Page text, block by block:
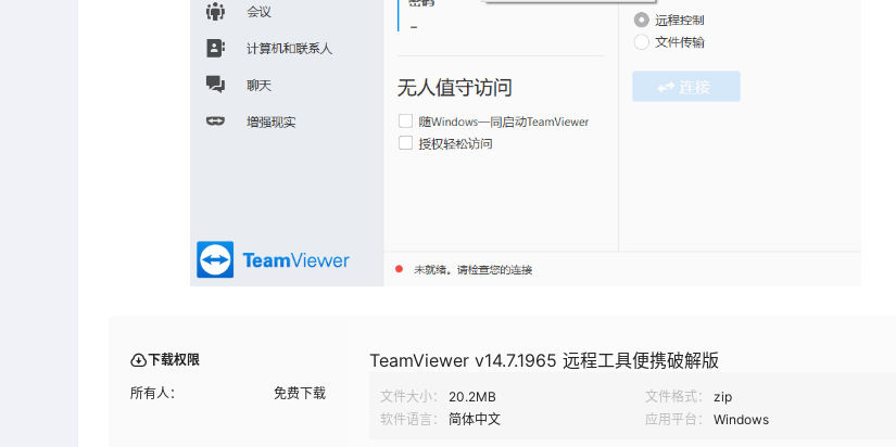
下载权限
所有人： 免费下载
TeamViewer v14.7.1965 远程工具便携破解版
文件大小： 20.2MB 文件格式：
zip
软件语言：
简体中文 应用平台： Windows